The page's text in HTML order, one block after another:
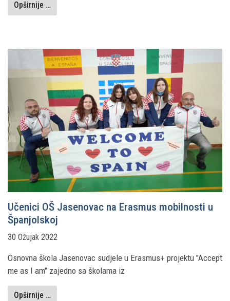
Opširnije …
Učenici OŠ Jasenovac na Erasmus mobilnosti u
Španjolskoj
30 Ožujak 2022
Osnovna škola Jasenovac sudjele u Erasmus+ projektu "Accept
me as I am" zajedno sa školama iz
Opširnije …